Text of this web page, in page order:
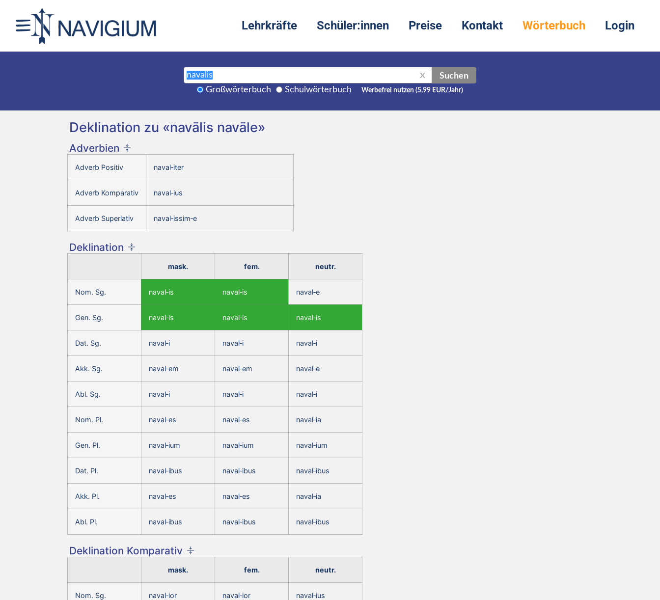
Lehrkräfte Schüler:innen Preise Kontakt Wörterbuch Login
X Suchen
Großwörterbuch Schulwörterbuch Werbefrei nutzen (5,99 EUR/Jahr)
Deklination zu «navālis navāle»
Adverbien
Adverb Positiv naval‑iter
Adverb Komparativ naval‑ius
Adverb Superlativ naval‑issim‑e
Deklination
mask. fem. neutr.
Nom. Sg. naval‑is naval‑is naval‑e
Gen. Sg. naval‑is naval‑is naval‑is
Dat. Sg. naval‑i naval‑i naval‑i
Akk. Sg. naval‑em naval‑em naval‑e
Abl. Sg. naval‑i naval‑i naval‑i
Nom. Pl. naval‑es naval‑es naval‑ia
Gen. Pl. naval‑ium naval‑ium naval‑ium
Dat. Pl. naval‑ibus naval‑ibus naval‑ibus
Akk. Pl. naval‑es naval‑es naval‑ia
Abl. Pl. naval‑ibus naval‑ibus naval‑ibus
Deklination Komparativ
mask. fem. neutr.
Nom. Sg. naval‑ior naval‑ior naval‑ius